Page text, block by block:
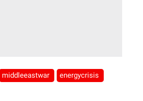
middleeastwar energycrisis